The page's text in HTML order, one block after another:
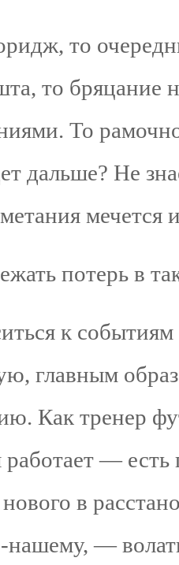
то
то
То
дальше? Не
мечется
потерь в
к
главным
Как тренер
работает —
в
—